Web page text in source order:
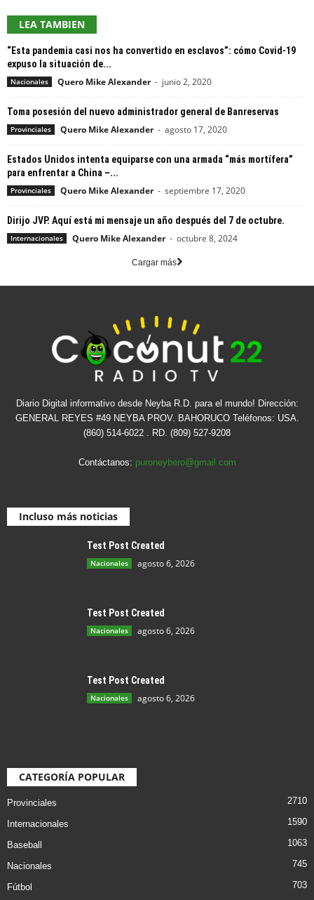
LEA TAMBIEN
“Esta pandemia casi nos ha convertido en esclavos”: cómo Covid-19
expuso la situación de...
Nacionales Quero Mike Alexander - junio 2, 2020
Toma posesión del nuevo administrador general de Banreservas
Provinciales Quero Mike Alexander - agosto 17, 2020
Estados Unidos intenta equiparse con una armada “más mortífera”
para enfrentar a China –...
Provinciales Quero Mike Alexander - septiembre 17, 2020
Dirijo JVP. Aquí está mi mensaje un año después del 7 de octubre.
Internacionales Quero Mike Alexander - octubre 8, 2024
Cargar más
Diario Digital informativo desde Neyba R.D. para el mundo! Dirección:
GENERAL REYES #49 NEYBA PROV. BAHORUCO Teléfonos: USA.
(860) 514-6022 . RD. (809) 527-9208
Contáctanos: puroneybero@gmail.com
Incluso más noticias
Test Post Created
Nacionales agosto 6, 2026
Test Post Created
Nacionales agosto 6, 2026
Test Post Created
Nacionales agosto 6, 2026
CATEGORÍA POPULAR
Provinciales 2710
Internacionales 1590
Baseball 1063
Nacionales 745
Fútbol 703